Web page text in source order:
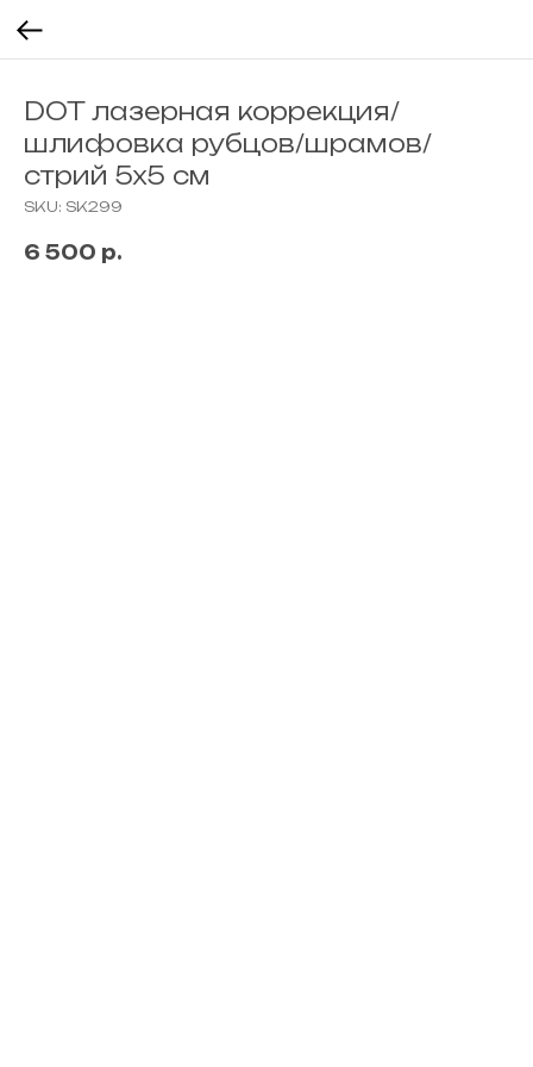
DOT лазерная коррекция/
шлифовка рубцов/шрамов/
стрий 5x5 см
SKU: SK299
6 500 р.